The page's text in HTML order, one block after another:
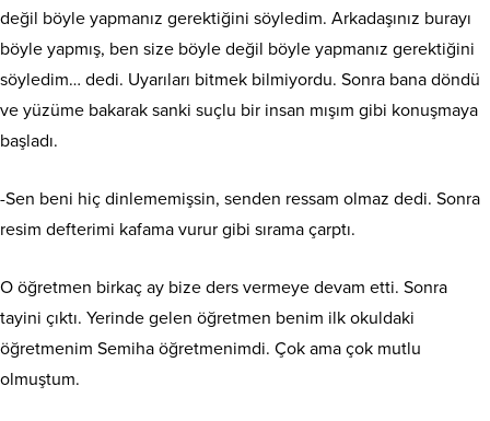
değil böyle yapmanız gerektiğini söyledim. Arkadaşınız burayı
böyle yapmış, ben size böyle değil böyle yapmanız gerektiğini
söyledim… dedi. Uyarıları bitmek bilmiyordu. Sonra bana döndü
ve yüzüme bakarak sanki suçlu bir insan mışım gibi konuşmaya
başladı.
-Sen beni hiç dinlememişsin, senden ressam olmaz dedi. Sonra
resim defterimi kafama vurur gibi sırama çarptı.
O öğretmen birkaç ay bize ders vermeye devam etti. Sonra
tayini çıktı. Yerinde gelen öğretmen benim ilk okuldaki
öğretmenim Semiha öğretmenimdi. Çok ama çok mutlu
olmuştum.